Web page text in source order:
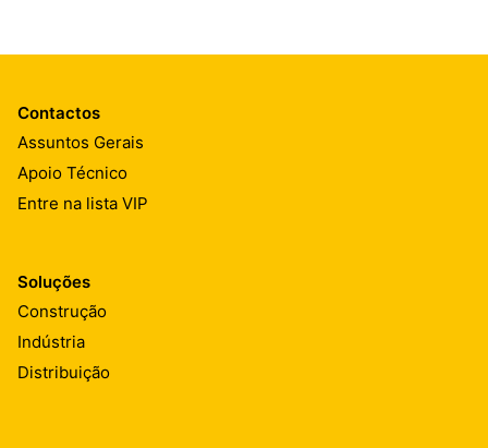
Contactos
Assuntos Gerais
Apoio Técnico
Entre na lista VIP
Soluções
Construção
Indústria
Distribuição